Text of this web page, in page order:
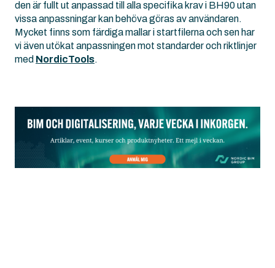
den är fullt ut anpassad till alla specifika krav i BH90 utan
vissa anpassningar kan behöva göras av användaren.
Mycket finns som färdiga mallar i startfilerna och sen har
vi även utökat anpassningen mot standarder och riktlinjer
med NordicTools.